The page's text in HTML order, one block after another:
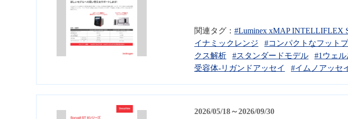
関連タグ： #Luminex xMAP INTELLIFLEX
イナミックレンジ
#コンパクトなフット
クス解析
#スタンダードモデル #1ウェ
受容体-リガンドアッセイ
#イムノアッセ
2026/05/18～2026/09/30